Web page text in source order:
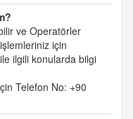
ve Operatörler
için
ilgili konularda bilgi
Telefon No: +90